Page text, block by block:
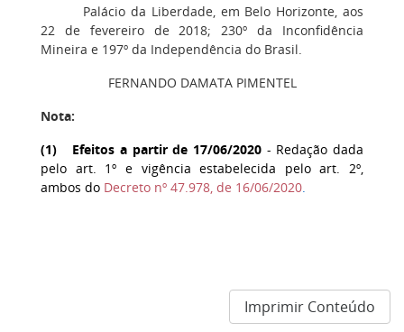
Palácio da Liberdade, em Belo Horizonte, aos
22 de fevereiro de 2018; 230º da Inconfidência
Mineira e 197º da Independência do Brasil.
FERNANDO DAMATA PIMENTEL
Nota:
(1) Efeitos a partir de 17/06/2020- Redação dada
pelo art. 1º e vigência estabelecida pelo art. 2º,
ambos do Decreto nº 47.978, de 16/06/2020.
Imprimir Conteúdo